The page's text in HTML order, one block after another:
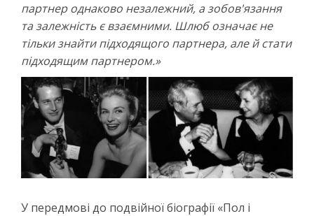
партнер однаково незалежний, а зобов'язання
та залежність є взаємними. Шлюб означає не
тільки знайти підходящого партнера, але й стати
підходящим партнером.»
У передмові до подвійної біографії «Пол і